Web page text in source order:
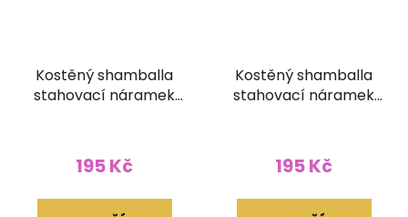
Kostěný shamballa
stahovací náramek
195 Kč
Kostěný shamballa
stahovací náramek
195 Kč